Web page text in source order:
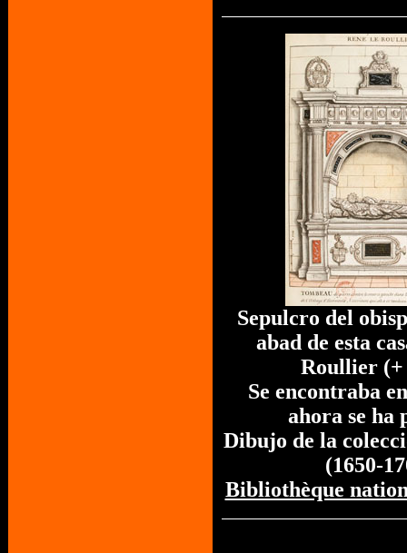
Sepulcro del
abad de esta
Roullier (+
Se encontraba
ahora se ha
Dibujo de la
(1650-
Bibliothèque